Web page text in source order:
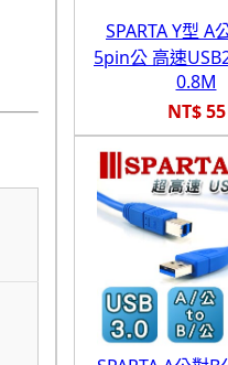
SPARTA Y型 A
5pin公 高速
0.8M
NT$ 55